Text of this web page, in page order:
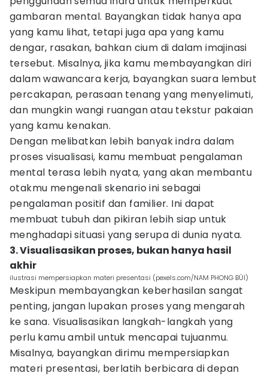
gambaran mental. Bayangkan tidak hanya apa
yang kamu lihat, tetapi juga apa yang kamu
dengar, rasakan, bahkan cium di dalam imajinasi
tersebut. Misalnya, jika kamu membayangkan diri
dalam wawancara kerja, bayangkan suara lembut
percakapan, perasaan tenang yang menyelimuti,
dan mungkin wangi ruangan atau tekstur pakaian
yang kamu kenakan.
Dengan melibatkan lebih banyak indra dalam
proses visualisasi, kamu membuat pengalaman
mental terasa lebih nyata, yang akan membantu
otakmu mengenali skenario ini sebagai
pengalaman positif dan familier. Ini dapat
membuat tubuh dan pikiran lebih siap untuk
menghadapi situasi yang serupa di dunia nyata.
3. Visualisasikan proses, bukan hanya hasil
akhir
ilustrasi mempersiapkan materi presentasi (pexels.com/NAM PHONG BÙI)
Meskipun membayangkan keberhasilan sangat
penting, jangan lupakan proses yang mengarah
ke sana. Visualisasikan langkah-langkah yang
perlu kamu ambil untuk mencapai tujuanmu.
Misalnya, bayangkan dirimu mempersiapkan
materi presentasi, berlatih berbicara di depan